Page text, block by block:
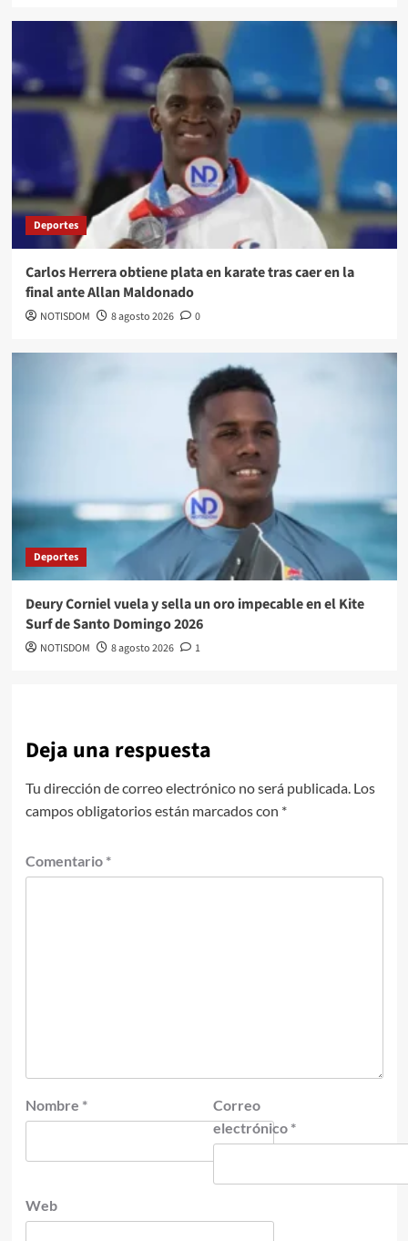
Deportes
Carlos Herrera obtiene plata en karate tras caer en la
final ante Allan Maldonado
NOTISDOM 8 agosto 2026 0
Deportes
Deury Corniel vuela y sella un oro impecable en el Kite
Surf de Santo Domingo 2026
NOTISDOM 8 agosto 2026 1
Deja una respuesta
Tu dirección de correo electrónico no será publicada. Los
campos obligatorios están marcados con *
Comentario *
Nombre *
Correo
electrónico *
Web